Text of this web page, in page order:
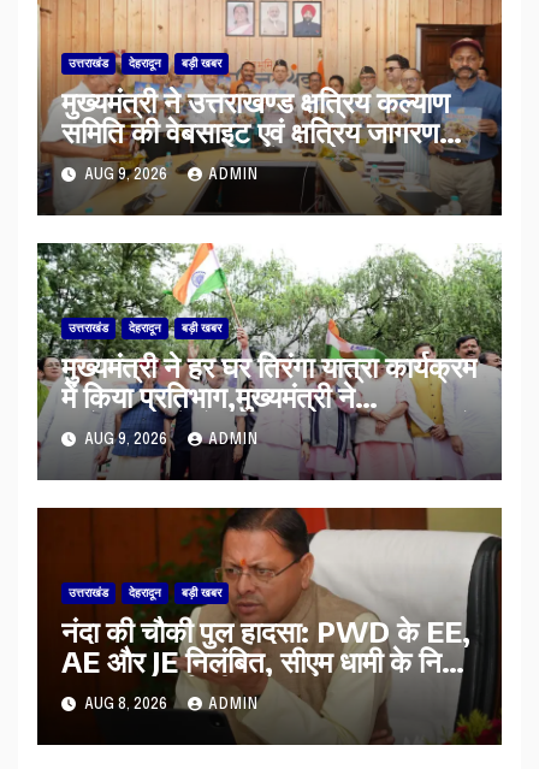
उत्तराखंड देहरादून बड़ी खबर
मुख्यमंत्री ने उत्तराखण्ड क्षत्रिय कल्याण
समिति की वेबसाइट एवं क्षत्रिय जागरण
स्मारिका का किया विमोचन
AUG 9, 2026 ADMIN
उत्तराखंड देहरादून बड़ी खबर
मुख्यमंत्री ने हर घर तिरंगा यात्रा कार्यक्रम
में किया प्रतिभाग,मुख्यमंत्री ने
प्रदेशवासियों से स्वतंत्रता दिवस पर अपने
घरों में तिरंगा फहराने का किया आवाह्न
AUG 9, 2026 ADMIN
उत्तराखंड देहरादून बड़ी खबर
नंदा की चौकी पुल हादसा: PWD के EE,
AE और JE निलंबित, सीएम धामी के निर्देश
पर सख्त कार्रवाई
AUG 8, 2026 ADMIN